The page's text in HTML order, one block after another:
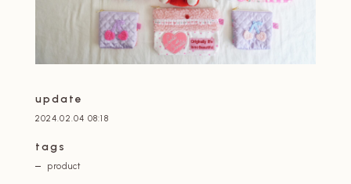
update
2024.02.04 08:18
tags
product